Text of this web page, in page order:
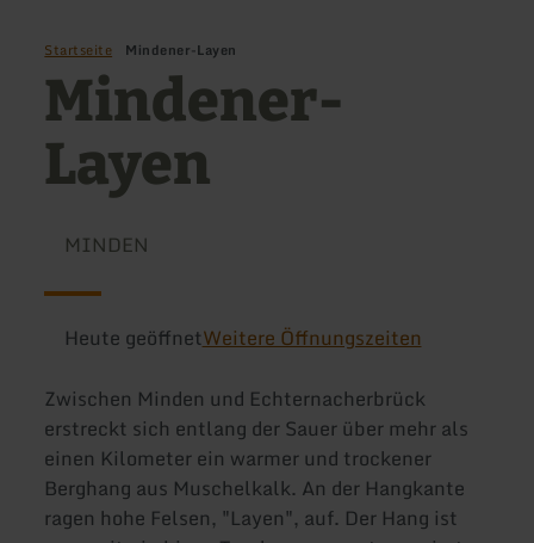
Startseite Mindener-Layen
Mindener-
Layen
MINDEN
Heute geöffnetWeitere Öffnungszeiten
Zwischen Minden und Echternacherbrück
erstreckt sich entlang der Sauer über mehr als
einen Kilometer ein warmer und trockener
Berghang aus Muschelkalk. An der Hangkante
ragen hohe Felsen, "Layen", auf. Der Hang ist